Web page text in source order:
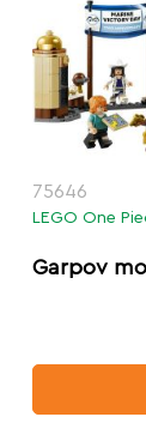
75646
LEGO One
Garpov